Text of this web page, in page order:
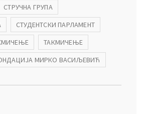
СТРУЧНА ГРУПА
СТУДЕНТСКИ ПАРЛАМЕНТ
ТАКМИЧЕЊЕ
МИРКО ВАСИЉЕВИЋ